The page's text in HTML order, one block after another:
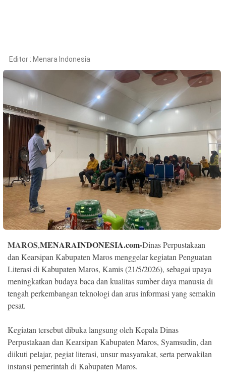
Copyright
2026
Menara
Indonesia
All
Right
Reserve
Editor : Menara Indonesia
MAROS,MENARAINDONESIA.com-Dinas Perpustakaan
dan Kearsipan Kabupaten Maros menggelar kegiatan Penguatan
Literasi di Kabupaten Maros, Kamis (21/5/2026), sebagai upaya
meningkatkan budaya baca dan kualitas sumber daya manusia di
tengah perkembangan teknologi dan arus informasi yang semakin
pesat.
Kegiatan tersebut dibuka langsung oleh Kepala Dinas
Perpustakaan dan Kearsipan Kabupaten Maros, Syamsudin, dan
diikuti pelajar, pegiat literasi, unsur masyarakat, serta perwakilan
instansi pemerintah di Kabupaten Maros.